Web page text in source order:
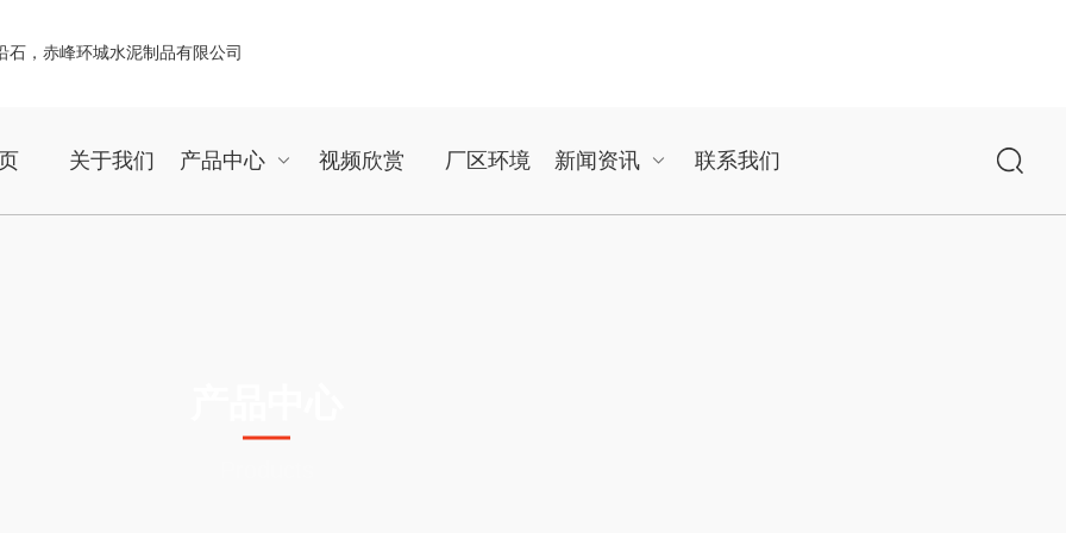
关于我们 产品中心 视频欣赏 厂区环境 新闻资讯 联系我们